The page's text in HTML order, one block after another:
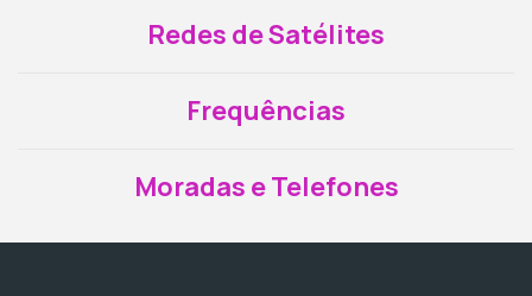
Redes de Satélites
Frequências
Moradas e Telefones